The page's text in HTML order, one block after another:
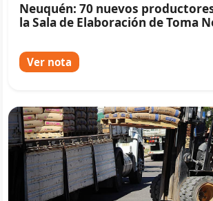
Neuquén: 70 nuevos
la Sala de Elaboración de Toma
Ver nota